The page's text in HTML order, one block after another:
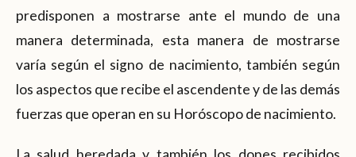
predisponen a mostrarse ante el mundo de una
manera determinada, esta manera de mostrarse
varía según el signo de nacimiento, también según
los aspectos que recibe el ascendente y de las demás
fuerzas que operan en su Horóscopo de nacimiento.